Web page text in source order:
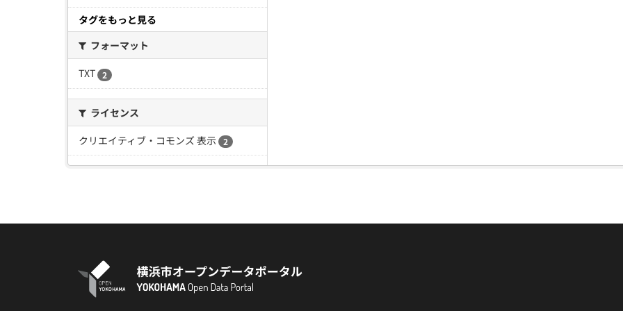
タグをもっと見る
フォーマット
TXT 2
ライセンス
クリエイティブ・コモンズ 表示 2